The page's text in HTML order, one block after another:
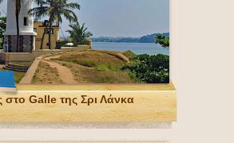
Galle της Σρι Λάνκα